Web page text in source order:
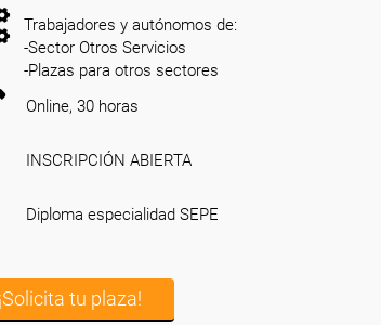
Trabajadores y autónomos de:
-Sector Otros Servicios
-Plazas para otros sectores
Online, 30 horas
INSCRIPCIÓN ABIERTA
Diploma especialidad SEPE
¡Solicita tu plaza!